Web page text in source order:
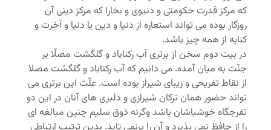
که مرکز قدرت حکومتی و دنیوی و بخارا که مرکز دینی آن
روزگار بوده می تواند استعاره از دنیا و دین یا دنیا و آخرت و
کنایه از همه چیز باشد.
در بیت دوم سخن از برتری آب رکناباد و گلگشت مصلّا بر
جنّت به میان آمده. می دانیم که آب رکناباد و گلگشت مصلا
از نقاط تفریحی و زیبای شیراز بوده است. علّت این برتری می
تواند حضور همان ترکان شیرازی و دلبری های آنان در این دو
تفرجگاه خوشباشان باشد وگرنه ذوق سلیم چنین مبالغه ای